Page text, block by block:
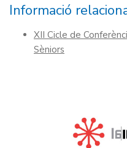
Informació
XII Cicle de
Sèniors